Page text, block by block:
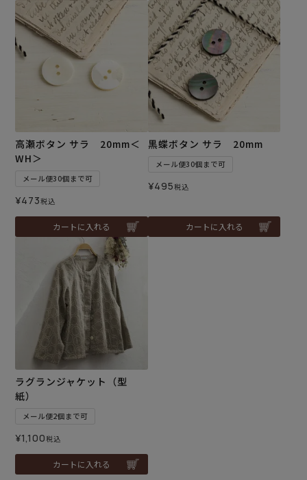
高瀬ボタン サラ 20mm＜
WH＞
メール便30個まで可
¥473税込
カートに入れる
黒蝶ボタン サラ 20mm
メール便30個まで可
¥495税込
カートに入れる
ラグランジャケット（型
紙）
メール便2個まで可
¥1,100税込
カートに入れる